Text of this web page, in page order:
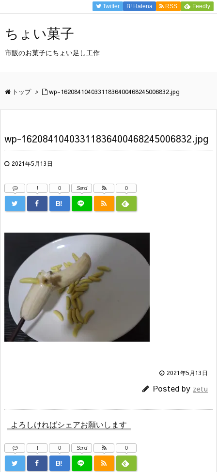
Twitter B! Hatena RSS Feedly
ちょい菓子
市販のお菓子にちょい足し工作
トップ > wp-16208410403311836400468245006832.jpg
wp-16208410403311836400468245006832.jpg
2021年5月13日
!
B!
0 Send 0
2021年5月13日
Posted by zetu
よろしければシェアお願いします
!
B!
0 Send 0